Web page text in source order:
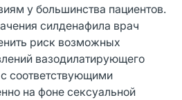
у большинства пациентов.
силденафила врач
риск возможных
вазодилатирующего
соответствующими
на фоне сексуальной